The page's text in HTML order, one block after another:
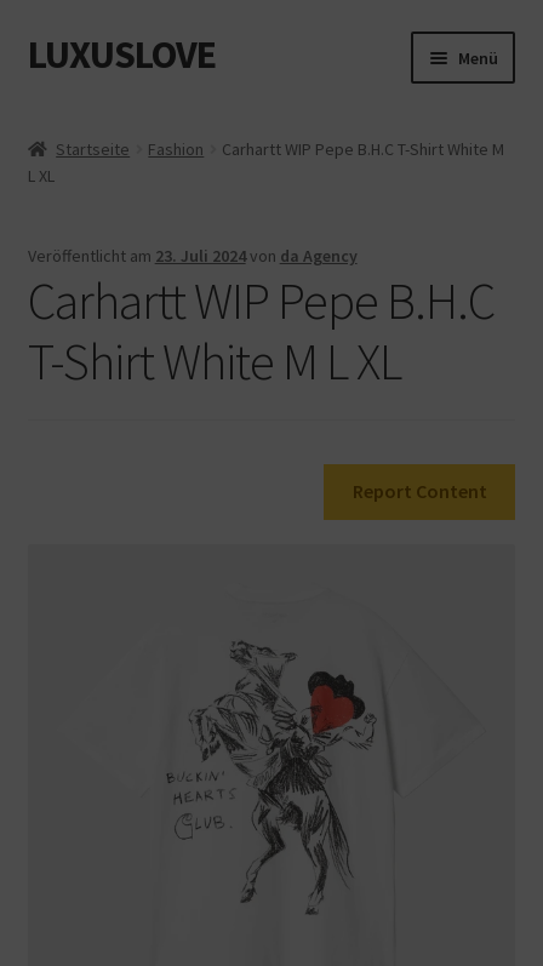
Zur
Navigation
Zum
Inhalt
LUXUSLOVE Menü
Cookie-Richtlinie (EU)
Datenschutz
Impressum
Kasse
Startseite Fashion
Carhartt WIP Pepe B.H.C T-Shirt White M
L XL
Veröffentlicht am 23. Juli 2024von da Agency
Carhartt WIP Pepe B.H.C
T-Shirt White M L XL
Report Content